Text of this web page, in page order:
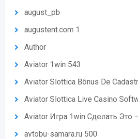
august_pb
augustent.com 1
Author
Aviator 1win 543
Aviator Slottica Bônus De
Aviator Slottica Live Casino
Aviator Игра 1win Сделать Это
avtobu-samara.ru 500